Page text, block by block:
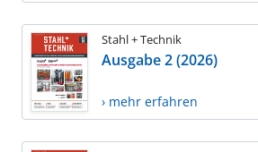
Stahl + Technik
Ausgabe 2 (2026)
› mehr erfahren